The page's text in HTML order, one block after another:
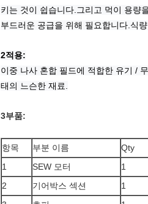
키는 것이 쉽습니다.그리고 먹이 용량
부드러운 공급을 위해 필요합니다.식
2적용:
이중 나사 혼합 필드에 적합한 유기 /
태의 느슨한 재료.
3부품:
항목 부분 이름 Qty
1
SEW 모터 1
2
기어박스 섹션 1